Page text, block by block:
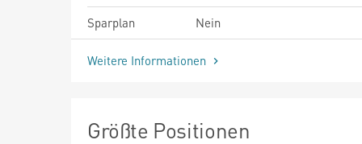
Sparplan
Nein
Weitere Informationen
Größte Positionen